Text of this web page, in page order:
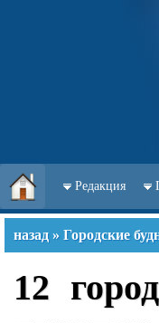
Редакция
назад » Городские
12